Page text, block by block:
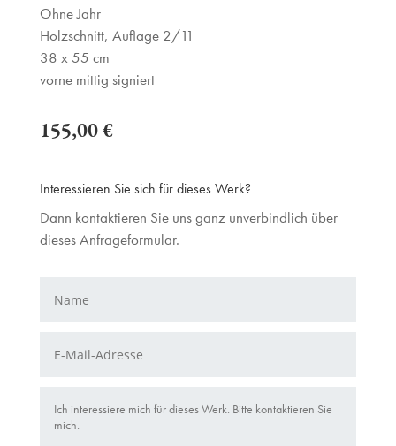
Ohne Jahr
Holzschnitt, Auflage 2/11
38 x 55 cm
vorne mittig signiert
155,00 €
Interessieren Sie sich für dieses Werk?
Dann kontaktieren Sie uns ganz unverbindlich über
dieses Anfrageformular.